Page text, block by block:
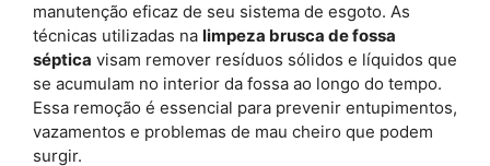
manutenção eficaz de seu sistema de esgoto. As
técnicas utilizadas na limpeza brusca de fossa
séptica visam remover resíduos sólidos e líquidos que
se acumulam no interior da fossa ao longo do tempo.
Essa remoção é essencial para prevenir entupimentos,
vazamentos e problemas de mau cheiro que podem
surgir.